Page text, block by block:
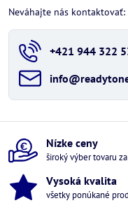
Neváhajte nás kontaktovať:
+421 944 322
Nízke ceny
široký výber tovaru
Vysoká kvalita
všetky ponúkané